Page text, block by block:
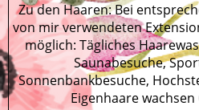
Zu den Haaren: Bei
von mir verwendeten
möglich: Tägliches
Saunabesuche,
Sonnenbankbesuche,
Eigenhaare